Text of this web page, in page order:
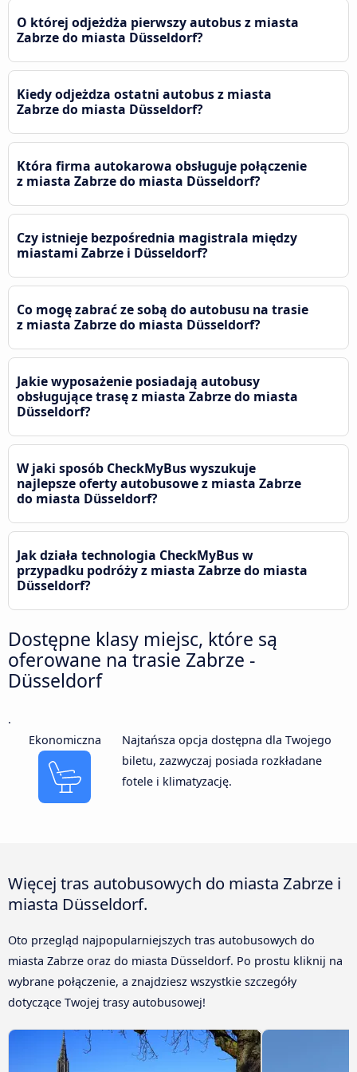
O której odjeżdża pierwszy autobus z miasta
Zabrze do miasta Düsseldorf?
Kiedy odjeżdza ostatni autobus z miasta
Zabrze do miasta Düsseldorf?
Która firma autokarowa obsługuje połączenie
z miasta Zabrze do miasta Düsseldorf?
Czy istnieje bezpośrednia magistrala między
miastami Zabrze i Düsseldorf?
Co mogę zabrać ze sobą do autobusu na trasie
z miasta Zabrze do miasta Düsseldorf?
Jakie wyposażenie posiadają autobusy
obsługujące trasę z miasta Zabrze do miasta
Düsseldorf?
W jaki sposób CheckMyBus wyszukuje
najlepsze oferty autobusowe z miasta Zabrze
do miasta Düsseldorf?
Jak działa technologia CheckMyBus w
przypadku podróży z miasta Zabrze do miasta
Düsseldorf?
Dostępne klasy miejsc, które są
oferowane na trasie Zabrze -
Düsseldorf
.
Ekonomiczna
Najtańsza opcja dostępna dla Twojego
biletu, zazwyczaj posiada rozkładane
fotele i klimatyzację.
Więcej tras autobusowych do miasta Zabrze i
miasta Düsseldorf.
Oto przegląd najpopularniejszych tras autobusowych do
miasta Zabrze oraz do miasta Düsseldorf. Po prostu kliknij na
wybrane połączenie, a znajdziesz wszystkie szczegóły
dotyczące Twojej trasy autobusowej!